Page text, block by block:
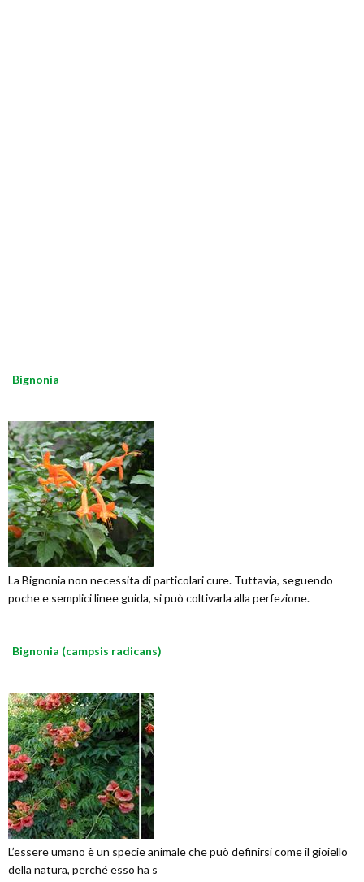
Bignonia
La Bignonia non necessita di particolari cure. Tuttavia, seguendo
poche e semplici linee guida, si può coltivarla alla perfezione.
Bignonia (campsis radicans)
L’essere umano è un specie animale che può definirsi come il gioiello
della natura, perché esso ha s